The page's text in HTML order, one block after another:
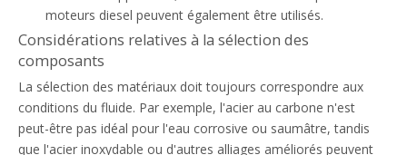
moteurs diesel peuvent également être utilisés.
Considérations relatives à la sélection des
composants
La sélection des matériaux doit toujours correspondre aux
conditions du fluide. Par exemple, l'acier au carbone n'est
peut-être pas idéal pour l'eau corrosive ou saumâtre, tandis
que l'acier inoxydable ou d'autres alliages améliorés peuvent